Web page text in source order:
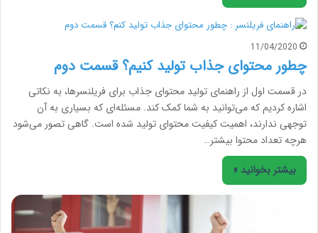
11/04/2020
چطور محتوای جذاب تولید کنیم؟ قسمت دوم
در قسمت اول از راهنمای تولید محتوای جذاب برای فریلنسرها، به نکاتی
اشاره کردیم که می‌توانید به شما کمک کند. مسئله‌ای که بسیاری به آن
توجهی ندارند، اهمیت کیفیت محتوای تولید شده است. گاهی تصور می‌شود
هرچه تعداد محتوا بیشتر…
بیشتر بخوانید »